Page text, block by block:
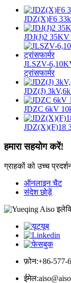
JDZ(X)F6
JDJ(J)2 35KV
JLSZV-
ट्रांसफार्मर
JDZ(J)
JDZC 6kV
JDZ(X)(F)18
हमारा सहयोग करें!
ग्राहकों को उच्च
ऑनलाइन चैट
संदेश छोड़ें
फ़ोन:+86-577-
ईमेल: